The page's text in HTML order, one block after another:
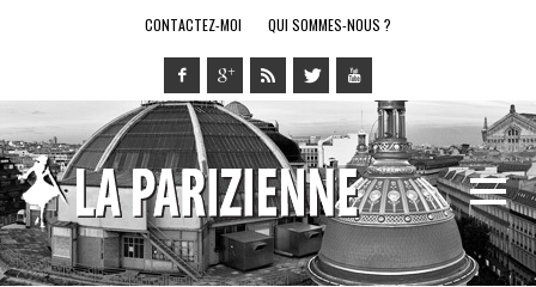
CONTACTEZ-MOI QUI SOMMES-NOUS ?